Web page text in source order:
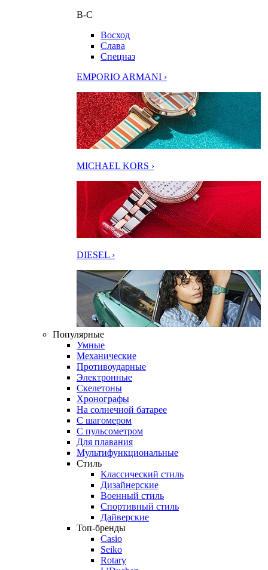
В-С
Восход
Слава
Спецназ
EMPORIO ARMANI ›
MICHAEL KORS ›
DIESEL ›
Популярные
Умные
Механические
Противоударные
Электронные
Скелетоны
Хронографы
На солнечной батарее
С шагомером
С пульсометром
Для плавания
Мультифункциональные
Стиль
Классический стиль
Дизайнерские
Военный стиль
Спортивный стиль
Дайверские
Топ-бренды
Casio
Seiko
Rotary